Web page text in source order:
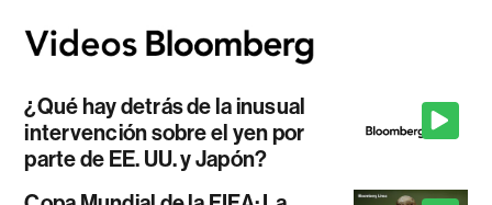
¿Qué hay detrás de la inusual
intervención sobre el yen por
parte de EE. UU. y Japón?